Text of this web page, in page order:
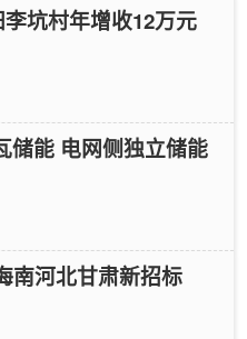
坑村年增收12万元
储能 电网侧独立储能
南河北甘肃新招标